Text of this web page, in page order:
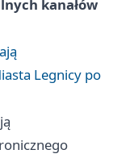
kanałów
Legnicy po